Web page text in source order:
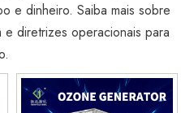
e dinheiro. Saiba mais sobre
diretrizes operacionais para